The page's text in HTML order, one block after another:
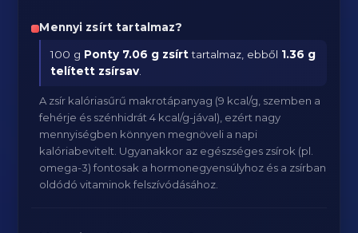
Mennyi zsírt tartalmaz?
100 g Ponty 7.06 g zsírttartalmaz, ebből 1.36 g
telített zsírsav
A zsír kalóriasűrű makrotápanyag (9 kcal/g, szemben a
fehérje és szénhidrát 4 kcal/g-jával), ezért nagy
mennyiségben könnyen megnöveli a napi
kalóriabevitelt. Ugyanakkor az egészséges zsírok (pl.
omega-3) fontosak a hormonegyensúlyhoz és a zsírban
oldódó vitaminok felszívódásához.